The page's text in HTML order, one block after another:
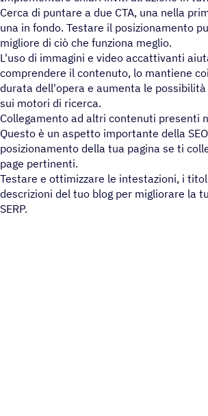
Cerca di puntare a due CTA, una nella
una in fondo. Testare il posizionamento
migliore di ciò che funziona meglio.
L'uso di immagini e video accattivanti
comprendere il contenuto, lo mantiene
durata dell'opera e aumenta le
sui motori di ricerca.
Collegamento ad altri contenuti presenti
Questo è un aspetto importante della
posizionamento della tua pagina se ti
page pertinenti.
Testare e ottimizzare le intestazioni, i
descrizioni del tuo blog per migliorare la
SERP.